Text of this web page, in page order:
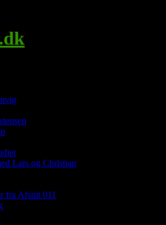
Lars og Christian
fra Afsnit 011